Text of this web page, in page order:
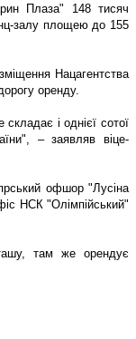
Плаза" 148 тисяч
залу площею до 155
Нацагентства
оренду.
і однієї сотої
– заявляв віце-
офшор "Лусіна
НСК "Олімпійський"
там же орендує